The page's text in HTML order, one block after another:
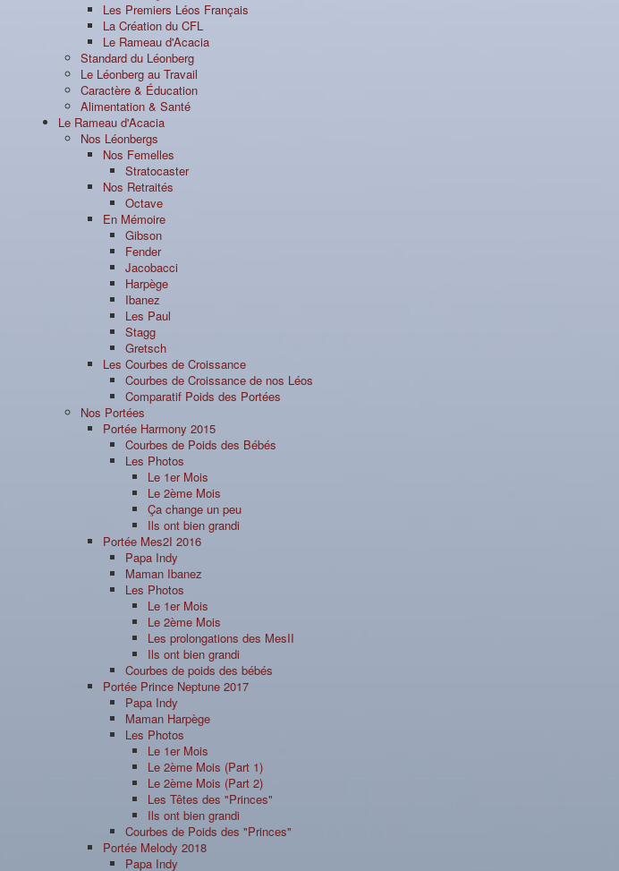
Les Premiers Léos Français
La Création du CFL
Le Rameau d'Acacia
Standard du Léonberg
Le Léonberg au Travail
Caractère & Éducation
Alimentation & Santé
Le Rameau d'Acacia
Nos Léonbergs
Nos Femelles
Stratocaster
Nos Retraités
Octave
En Mémoire
Gibson
Fender
Jacobacci
Harpège
Ibanez
Les Paul
Stagg
Gretsch
Les Courbes de Croissance
Courbes de Croissance de nos Léos
Comparatif Poids des Portées
Nos Portées
Portée Harmony 2015
Courbes de Poids des Bébés
Les Photos
Le 1er Mois
Le 2ème Mois
Ça change un peu
Ils ont bien grandi
Portée Mes2I 2016
Papa Indy
Maman Ibanez
Les Photos
Le 1er Mois
Le 2ème Mois
Les prolongations des MesII
Ils ont bien grandi
Courbes de poids des bébés
Portée Prince Neptune 2017
Papa Indy
Maman Harpège
Les Photos
Le 1er Mois
Le 2ème Mois (Part 1)
Le 2ème Mois (Part 2)
Les Têtes des "Princes"
Ils ont bien grandi
Courbes de Poids des "Princes"
Portée Melody 2018
Papa Indy